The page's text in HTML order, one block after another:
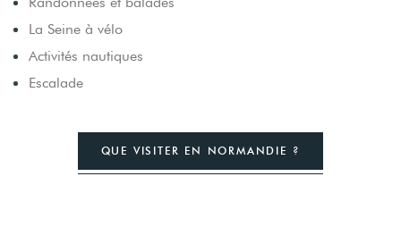
La Seine à vélo
Activités nautiques
Escalade
QUE VISITER EN NORMANDIE ?